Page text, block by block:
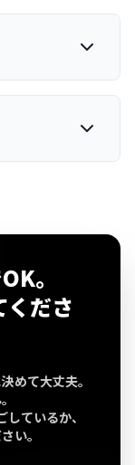
。
くださ
めて大丈夫。
ているか、
い。